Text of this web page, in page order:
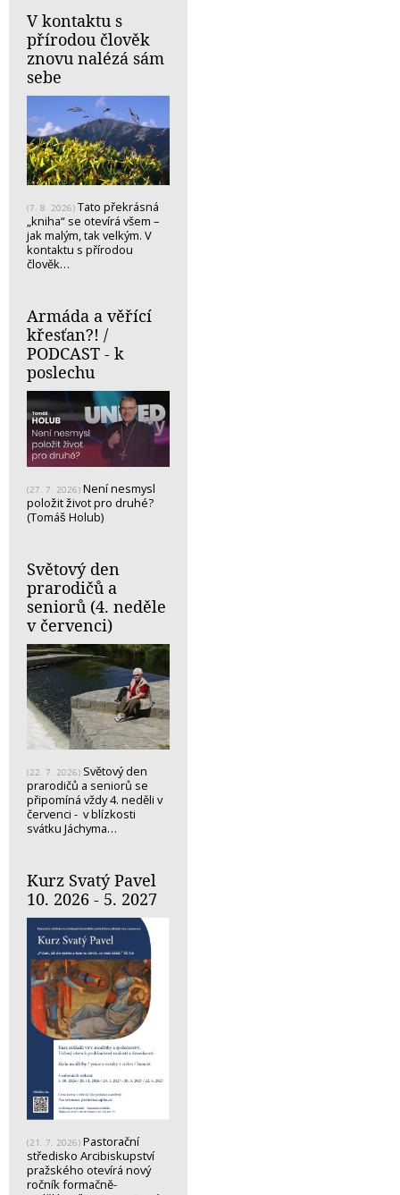
V kontaktu s
přírodou člověk
znovu nalézá sám
sebe
(7. 8. 2026) Tato překrásná
„kniha“ se otevírá všem –
jak malým, tak velkým. V
kontaktu s přírodou
člověk…
Armáda a věřící
křesťan?! /
PODCAST - k
poslechu
(27. 7. 2026) Není nesmysl
položit život pro druhé?
(Tomáš Holub)
Světový den
prarodičů a
seniorů (4. neděle
v červenci)
(22. 7. 2026) Světový den
prarodičů a seniorů se
připomíná vždy 4. neděli v
červenci - v blízkosti
svátku Jáchyma…
Kurz Svatý Pavel
10. 2026 - 5. 2027
(21. 7. 2026) Pastorační
středisko Arcibiskupství
pražského otevírá nový
ročník formačně-